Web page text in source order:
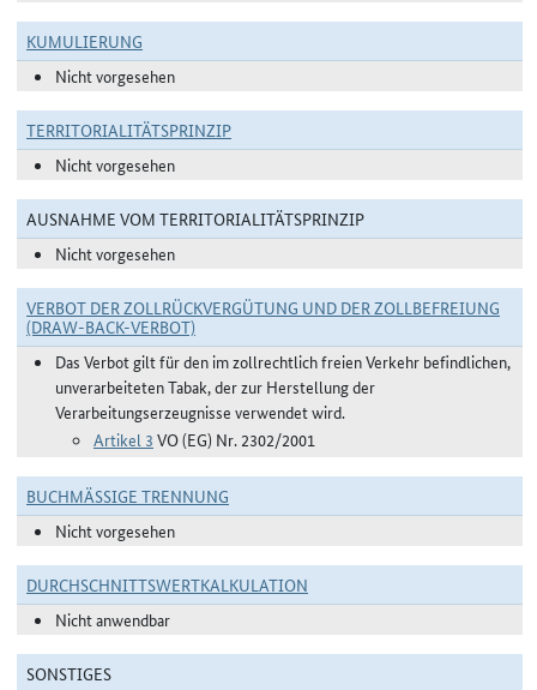
KUMULIERUNG
Nicht vorgesehen
TERRITORIALITÄTSPRINZIP
Nicht vorgesehen
AUSNAHME VOM TERRITORIALITÄTSPRINZIP
Nicht vorgesehen
VERBOT DER ZOLLRÜCKVERGÜTUNG UND DER ZOLLBEFREIUNG
(DRAW-BACK-VERBOT)
Das Verbot gilt für den im zollrechtlich freien Verkehr befindlichen,
unverarbeiteten Tabak, der zur Herstellung der
Verarbeitungserzeugnisse verwendet wird.
Artikel 3 VO (EG) Nr. 2302/2001
BUCHMÄSSIGE TRENNUNG
Nicht vorgesehen
DURCHSCHNITTSWERTKALKULATION
Nicht anwendbar
SONSTIGES